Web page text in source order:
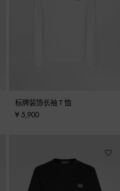
标牌装饰长袖 T 恤
¥ 5,900